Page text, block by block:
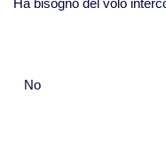
Ha bisogno del volo
No